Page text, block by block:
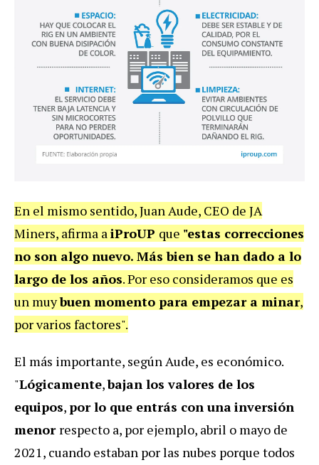
En el mismo sentido, Juan Aude, CEO de JA
Miners, afirma a iProUP que "estas correcciones
no son algo nuevo. Más bien se han dado a lo
largo de los años. Por eso consideramos que es
un muybuen momento para empezar a minar,
por varios factores".
El más importante, según Aude, es económico.
"Lógicamente,bajan los valores de los
equipos,por lo que entrás con una inversión
menor respecto a, por ejemplo, abril o mayo de
2021, cuando estaban por las nubes porque todos